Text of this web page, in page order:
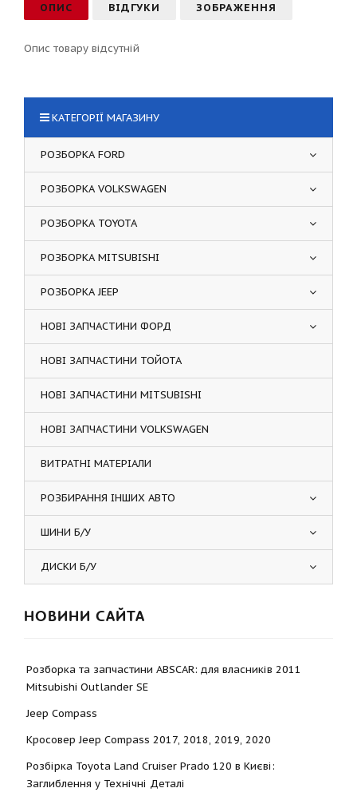
ОПИС ВІДГУКИ ЗОБРАЖЕННЯ
Опис товару відсутній
КАТЕГОРІЇ МАГАЗИНУ
РОЗБОРКА FORD
РОЗБОРКА VOLKSWAGEN
РОЗБОРКА TOYOTA
РОЗБОРКА MITSUBISHI
РОЗБОРКА JEEP
НОВІ ЗАПЧАСТИНИ ФОРД
НОВІ ЗАПЧАСТИНИ ТОЙОТА
НОВІ ЗАПЧАСТИНИ MITSUBISHI
НОВІ ЗАПЧАСТИНИ VOLKSWAGEN
ВИТРАТНІ МАТЕРІАЛИ
РОЗБИРАННЯ ІНШИХ АВТО
ШИНИ Б/У
ДИСКИ Б/У
НОВИНИ САЙТА
Розборка та запчастини ABSCAR: для власників 2011
Mitsubishi Outlander SE
Jeep Compass
Кросовер Jeep Compass 2017, 2018, 2019, 2020
Розбірка Toyota Land Cruiser Prado 120 в Києві:
Заглиблення у Технічні Деталі